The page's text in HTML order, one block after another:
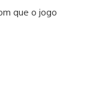
que o jogo